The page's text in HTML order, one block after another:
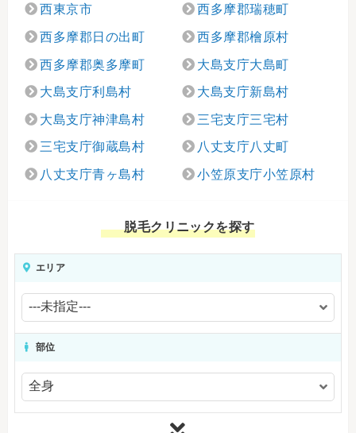
西東京市 西多摩郡瑞穂町
西多摩郡日の出町 西多摩郡檜原村
西多摩郡奥多摩町 大島支庁大島町
大島支庁利島村 大島支庁新島村
大島支庁神津島村 三宅支庁三宅村
三宅支庁御蔵島村 八丈支庁八丈町
八丈支庁青ヶ島村 小笠原支庁小笠原村
脱毛クリニックを探す
エリア
部位